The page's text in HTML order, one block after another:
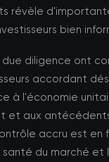
révèle
bien
due diligence ont
accordant
à l'économie
et aux
accru est en
du marché et